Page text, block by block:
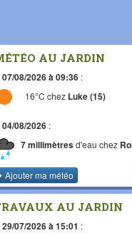
AU JARDIN
07/08/2026 à 09:36 :
16°C chez Luke (15)
04/08/2026 :
7 millimètresd'eau chez
Ajouter ma météo
AU JARDIN
29/07/2026 à 15:01 :